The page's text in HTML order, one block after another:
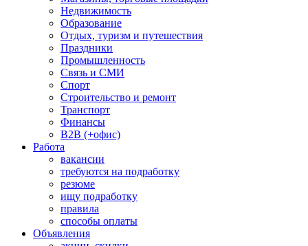
Недвижимость
Образование
Отдых, туризм и путешествия
Праздники
Промышленность
Связь и СМИ
Спорт
Строительство и ремонт
Транспорт
Финансы
B2B (+офис)
Работа
вакансии
требуются на подработку
резюме
ищу подработку
правила
способы оплаты
Объявления